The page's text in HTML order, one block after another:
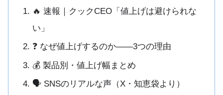
🔥 速報｜クックCEO「値上げは避けられな
い」
❓ なぜ値上げするのか——3つの理由
💰 製品別・値上げ幅まとめ
🗣 SNSのリアルな声（X・知恵袋より）